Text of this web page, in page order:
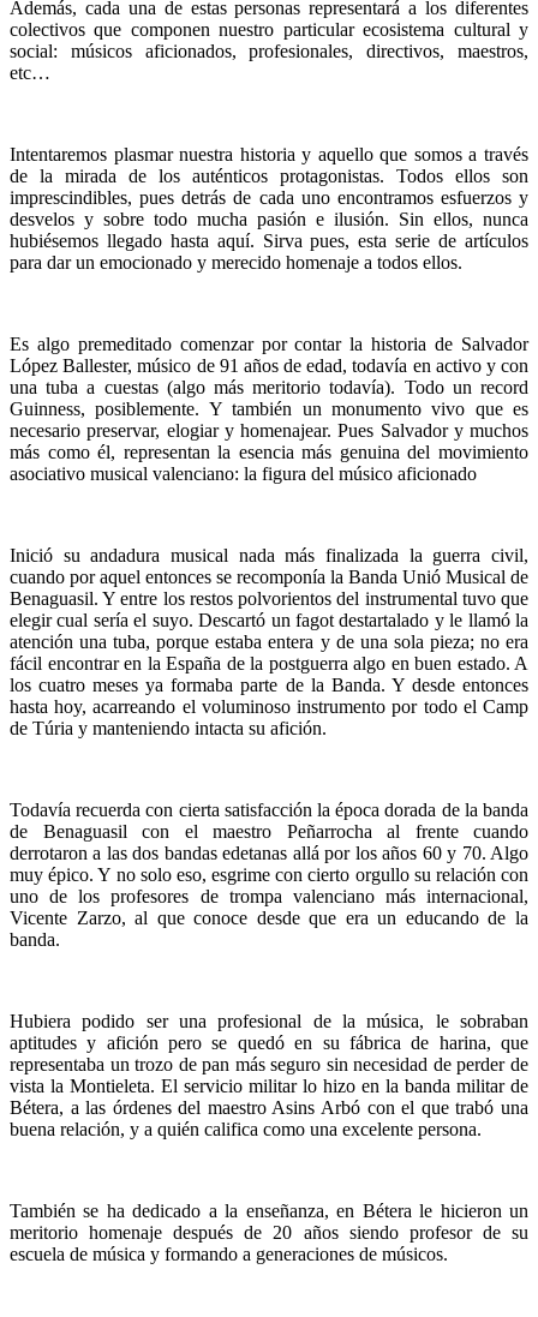
Además, cada una de estas personas representará a los diferentes
colectivos que componen nuestro particular ecosistema cultural y
social: músicos aficionados, profesionales, directivos, maestros,
etc…
Intentaremos plasmar nuestra historia y aquello que somos a través
de la mirada de los auténticos protagonistas. Todos ellos son
imprescindibles, pues detrás de cada uno encontramos esfuerzos y
desvelos y sobre todo mucha pasión e ilusión. Sin ellos, nunca
hubiésemos llegado hasta aquí. Sirva pues, esta serie de artículos
para dar un emocionado y merecido homenaje a todos ellos.
Es algo premeditado comenzar por contar la historia de Salvador
López Ballester, músico de 91 años de edad, todavía en activo y con
una tuba a cuestas (algo más meritorio todavía). Todo un record
Guinness, posiblemente. Y también un monumento vivo que es
necesario preservar, elogiar y homenajear. Pues Salvador y muchos
más como él, representan la esencia más genuina del movimiento
asociativo musical valenciano: la figura del músico aficionado
Inició su andadura musical nada más finalizada la guerra civil,
cuando por aquel entonces se recomponía la Banda Unió Musical de
Benaguasil. Y entre los restos polvorientos del instrumental tuvo que
elegir cual sería el suyo. Descartó un fagot destartalado y le llamó la
atención una tuba, porque estaba entera y de una sola pieza; no era
fácil encontrar en la España de la postguerra algo en buen estado. A
los cuatro meses ya formaba parte de la Banda. Y desde entonces
hasta hoy, acarreando el voluminoso instrumento por todo el Camp
de Túria y manteniendo intacta su afición.
Todavía recuerda con cierta satisfacción la época dorada de la banda
de Benaguasil con el maestro Peñarrocha al frente cuando
derrotaron a las dos bandas edetanas allá por los años 60 y 70. Algo
muy épico. Y no solo eso, esgrime con cierto orgullo su relación con
uno de los profesores de trompa valenciano más internacional,
Vicente Zarzo, al que conoce desde que era un educando de la
banda.
Hubiera podido ser una profesional de la música, le sobraban
aptitudes y afición pero se quedó en su fábrica de harina, que
representaba un trozo de pan más seguro sin necesidad de perder de
vista la Montieleta. El servicio militar lo hizo en la banda militar de
Bétera, a las órdenes del maestro Asins Arbó con el que trabó una
buena relación, y a quién califica como una excelente persona.
También se ha dedicado a la enseñanza, en Bétera le hicieron un
meritorio homenaje después de 20 años siendo profesor de su
escuela de música y formando a generaciones de músicos.